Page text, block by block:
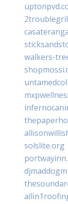
walkers-
solslite.org